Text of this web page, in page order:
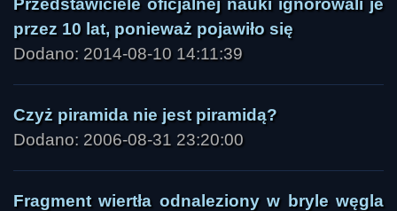
Przedstawiciele oficjalnej nauki ignorowali je
przez 10 lat, ponieważ pojawiło się
Dodano: 2014-08-10 14:11:39
Czyż piramida nie jest piramidą?
Dodano: 2006-08-31 23:20:00
Fragment wiertła odnaleziony w bryle węgla